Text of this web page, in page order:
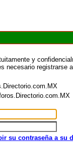
y
necesario registrarse
su contraseña a su